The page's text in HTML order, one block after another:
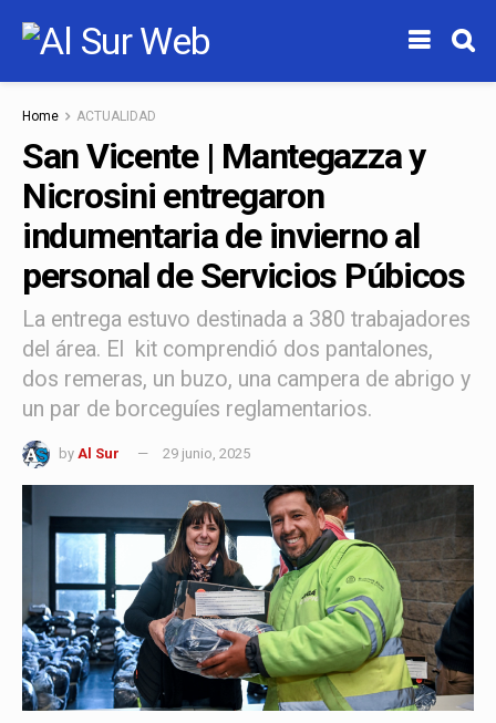
Home ACTUALIDAD
San Vicente | Mantegazza y
Nicrosini entregaron
indumentaria de invierno al
personal de Servicios Púbicos
La entrega estuvo destinada a 380 trabajadores
del área. El kit comprendió dos pantalones,
dos remeras, un buzo, una campera de abrigo y
un par de borceguíes reglamentarios.
by Al Sur 29 junio, 2025